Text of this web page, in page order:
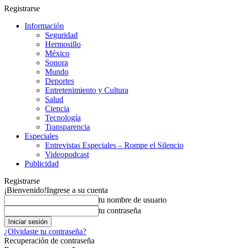
Registrarse
Información
Seguridad
Hermosillo
México
Sonora
Mundo
Deportes
Entretenimiento y Cultura
Salud
Ciencia
Tecnología
Transparencia
Especiales
Entrevistas Especiales – Rompe el Silencio
Videopodcast
Publicidad
Registrarse
¡Bienvenido!Ingrese a su cuenta
tu nombre de usuario
tu contraseña
¿Olvidaste tu contraseña?
Recuperación de contraseña